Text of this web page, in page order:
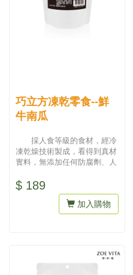
巧立方凍乾零食--鮮
牛南瓜
採人食等級的食材，經冷
凍乾燥技術製成，看得到真材
實料，無添加任何防腐劑、人
為最...
$ 189
加入購物